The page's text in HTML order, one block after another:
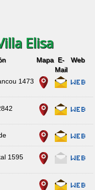
Elisa
Mapa E-
Mail
Web
1473
1595